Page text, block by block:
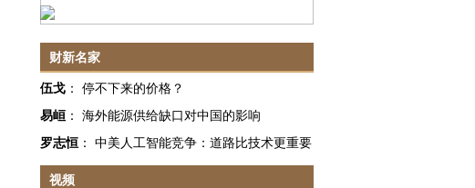
财新名家
伍戈 ： 停不下来的价格？
易峘 ： 海外能源供给缺口对中国的影响
罗志恒 ： 中美人工智能竞争：道路比技术更重要
视频